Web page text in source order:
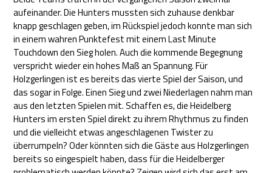
aufeinander. Die Hunters mussten sich zuhause denkbar
knapp geschlagen geben, im Rückspiel jedoch konnte man sich
in einem wahren Punktefest mit einem Last Minute
Touchdown den Sieg holen. Auch die kommende Begegnung
verspricht wieder ein hohes Maß an Spannung. Für
Holzgerlingen ist es bereits das vierte Spiel der Saison, und
das sogar in Folge. Einen Sieg und zwei Niederlagen nahm man
aus den letzten Spielen mit. Schaffen es, die Heidelberg
Hunters im ersten Spiel direkt zu ihrem Rhythmus zu finden
und die vielleicht etwas angeschlagenen Twister zu
überrumpeln? Oder könnten sich die Gäste aus Holzgerlingen
bereits so eingespielt haben, dass für die Heidelberger